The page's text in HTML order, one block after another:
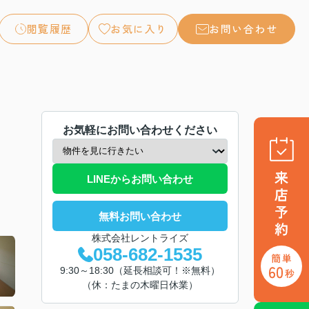
閲覧履歴 お気に入り お問い合わせ
お気軽にお問い合わせください
LINEからお問い合わせ
無料お問い合わせ
株式会社レントライズ
058-682-1535
9:30～18:30（延長相談可！※無料）
（休：たまの木曜日休業）